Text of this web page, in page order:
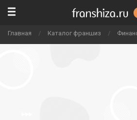
Главная / Каталог франшиз /